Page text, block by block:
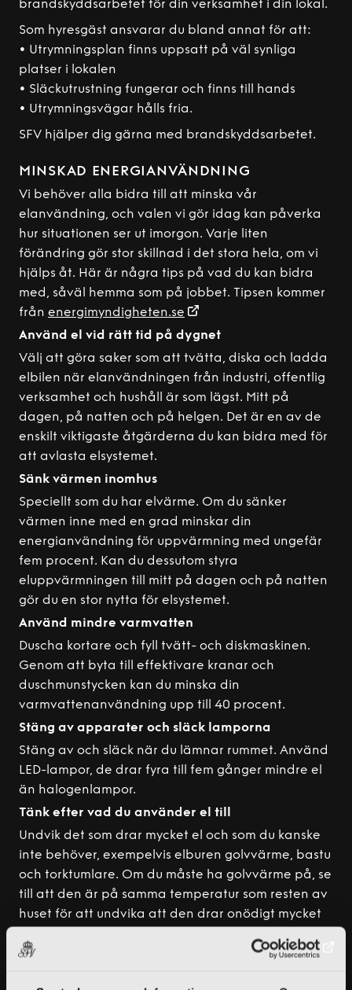
brandskyddsarbetet för din verksamhet i din lokal.
Som hyresgäst ansvarar du bland annat för att:
• Utrymningsplan finns uppsatt på väl synliga
platser i lokalen
• Släckutrustning fungerar och finns till hands
• Utrymningsvägar hålls fria.
SFV hjälper dig gärna med brandskyddsarbetet.
MINSKAD ENERGIANVÄNDNING
Vi behöver alla bidra till att minska vår
elanvändning, och valen vi gör idag kan påverka
hur situationen ser ut imorgon. Varje liten
förändring gör stor skillnad i det stora hela, om vi
hjälps åt. Här är några tips på vad du kan bidra
med, såväl hemma som på jobbet. Tipsen kommer
från energimyndigheten.se
Använd el vid rätt tid på dygnet
Välj att göra saker som att tvätta, diska och ladda
elbilen när elanvändningen från industri, offentlig
verksamhet och hushåll är som lägst. Mitt på
dagen, på natten och på helgen. Det är en av de
enskilt viktigaste åtgärderna du kan bidra med för
att avlasta elsystemet.
Sänk värmen inomhus
Speciellt som du har elvärme. Om du sänker
värmen inne med en grad minskar din
energianvändning för uppvärmning med ungefär
fem procent. Kan du dessutom styra
eluppvärmningen till mitt på dagen och på natten
gör du en stor nytta för elsystemet.
Använd mindre varmvatten
Duscha kortare och fyll tvätt- och diskmaskinen.
Genom att byta till effektivare kranar och
duschmunstycken kan du minska din
varmvattenanvändning upp till 40 procent.
Stäng av apparater och släck lamporna
Stäng av och släck när du lämnar rummet. Använd
LED-lampor, de drar fyra till fem gånger mindre el
än halogenlampor.
Tänk efter vad du använder el till
Undvik det som drar mycket el och som du kanske
inte behöver, exempelvis elburen golvvärme, bastu
och torktumlare. Om du måste ha golvvärme på, se
till att den är på samma temperatur som resten av
huset för att undvika att den drar onödigt mycket